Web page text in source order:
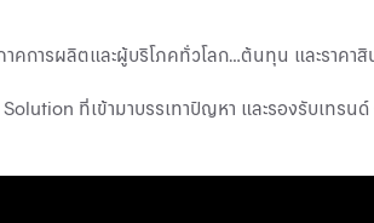
คการผลิตและผู้บริโภคทั่วโลก…ต้นทุน และราคา
ที่เข้ามาบรรเทาปัญหา และรองรับเทร